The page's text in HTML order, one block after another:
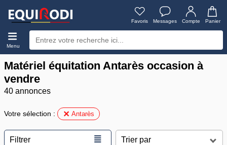
Favoris Messages Compte Panier
Menu
Matériel équitation Antarès occasion à
vendre
40 annonces
Votre sélection : Antarès
Filtrer ≣